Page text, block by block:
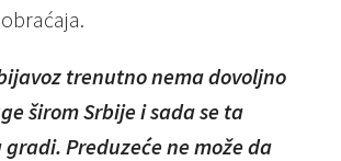
trenutno nema dovoljno
širom Srbije i sada se ta
Preduzeće ne može da